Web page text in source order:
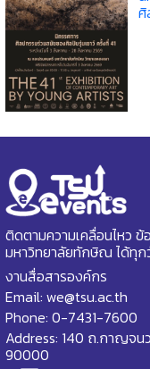
ศิ
ติดตามความเคลื่อนไหว
มหาวิทยาลัยทักษิณ ได้ทุก
งานสื่อสารองค์กร
Email: we@tsu.ac.th
Phone: 0-7431-7600
Address: 140 ถ.กาญจน
90000